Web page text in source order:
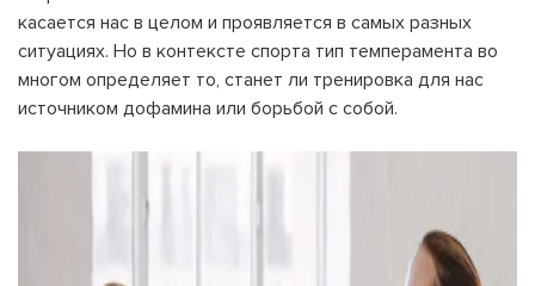
касается нас в целом и проявляется в самых разных
ситуациях. Но в контексте спорта тип темперамента во
многом определяет то, станет ли тренировка для нас
источником дофамина или борьбой с собой.